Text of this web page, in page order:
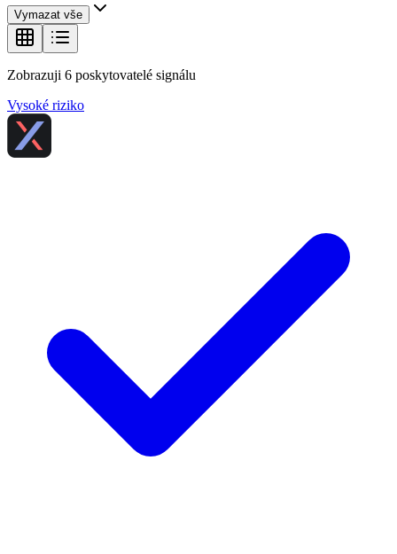
Vymazat vše
Zobrazuji 6 poskytovatelé signálu
Vysoké riziko